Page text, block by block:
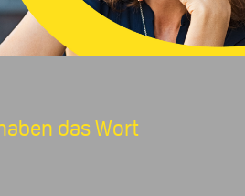
das Wort